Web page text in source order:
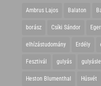
Ambrus Lajos Balaton
borász Csíki Sándor Eger
elhízástudomány Erdély
Fesztivál gulyás
Heston Blumenthal Húsvét